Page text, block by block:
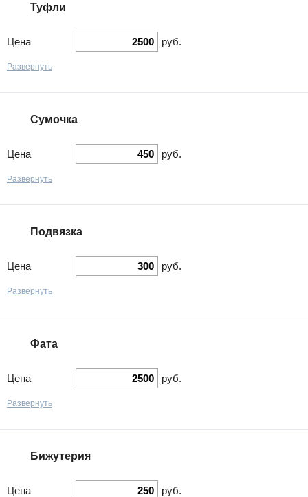
Туфли
Цена руб.
Развернуть
Сумочка
Цена руб.
Развернуть
Подвязка
Цена руб.
Развернуть
Фата
Цена руб.
Развернуть
Бижутерия
Цена руб.